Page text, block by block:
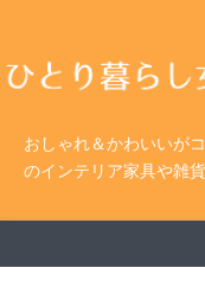
おしゃれ＆かわいいが
のインテリア家具や雑